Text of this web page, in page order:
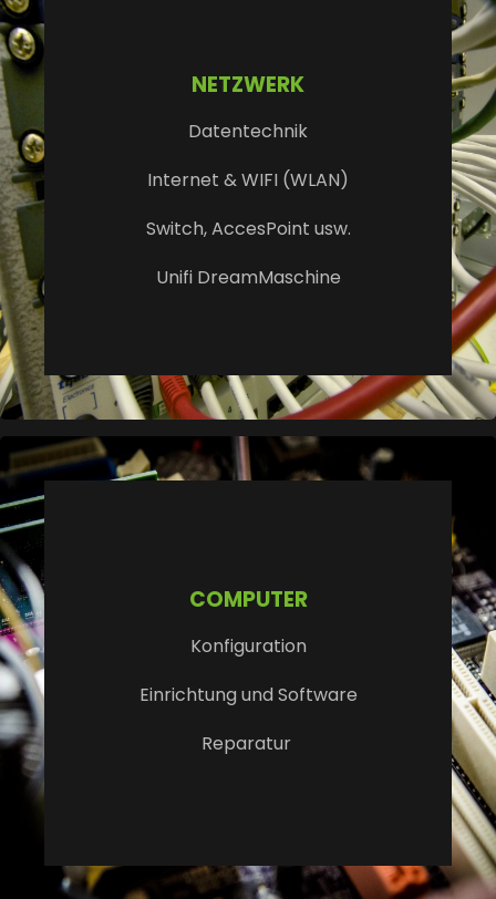
NETZWERK
Datentechnik
Internet & WIFI (WLAN)
Switch, AccesPoint usw.
Unifi DreamMaschine
COMPUTER
Konfiguration
Einrichtung und Software
Reparatur
KASSEN-
WELLNESS